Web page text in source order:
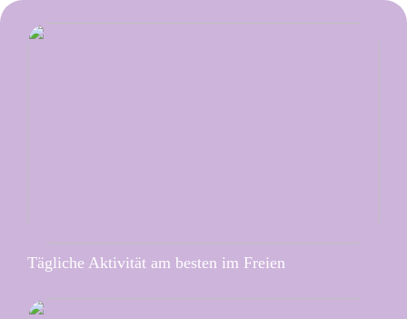
Tägliche Aktivität am besten im Freien